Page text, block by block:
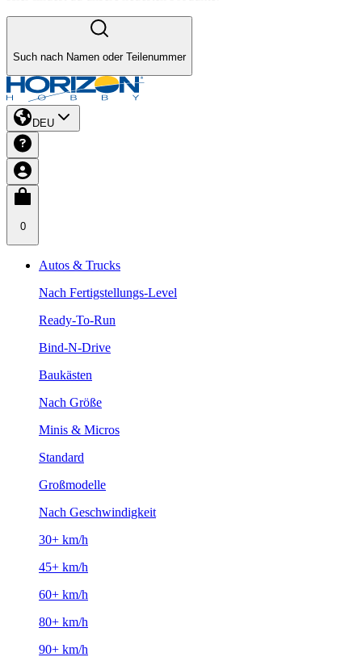
Such nach Namen oder Teilenummer
DEU
0
Autos & Trucks
Nach Fertigstellungs-Level
Ready-To-Run
Bind-N-Drive
Baukästen
Nach Größe
Minis & Micros
Standard
Großmodelle
Nach Geschwindigkeit
30+ km/h
45+ km/h
60+ km/h
80+ km/h
90+ km/h